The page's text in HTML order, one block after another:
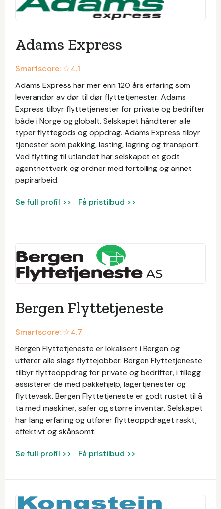
Adams Express
Smartscore: ☆4.1
Adams Express har mer enn 120 års erfaring som
leverandør av dør til dør flyttetjenester. Adams
Express tilbyr flyttetjenester for private og bedrifter
både i Norge og globalt. Selskapet håndterer alle
typer flyttegods og oppdrag. Adams Express tilbyr
tjenester som pakking, lasting, lagring og transport.
Ved flytting til utlandet har selskapet et godt
agentnettverk og ordner med fortolling og annet
papirarbeid.
Se full profil >> Få pristilbud >>
Bergen Flyttetjeneste
Smartscore: ☆4.7
Bergen Flyttetjeneste er lokalisert i Bergen og
utfører alle slags flyttejobber. Bergen Flyttetjeneste
tilbyr flytteoppdrag for private og bedrifter, i tillegg
assisterer de med pakkehjelp, lagertjenester og
flyttevask. Bergen Flyttetjeneste er godt rustet til å
ta med maskiner, safer og større inventar. Selskapet
har lang erfaring og utfører flytteoppdraget raskt,
effektivt og skånsomt.
Se full profil >> Få pristilbud >>